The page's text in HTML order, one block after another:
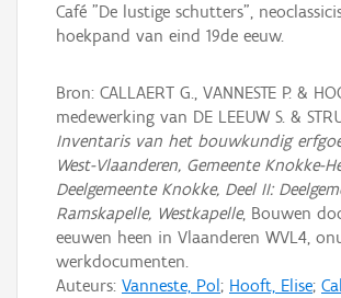
Café "De lustige schutters",
hoekpand van eind 19de eeuw.
Bron: CALLAERT G., VANNESTE P. &
medewerking van DE LEEUW S. &
Inventaris van het bouwkundig
West-Vlaanderen, Gemeente Knokke-
Deelgemeente Knokke, Deel II:
Ramskapelle, Westkapelle, Bouwen
eeuwen heen in Vlaanderen WVL4,
werkdocumenten.
Auteurs: Vanneste, Pol; Hooft, Elise;